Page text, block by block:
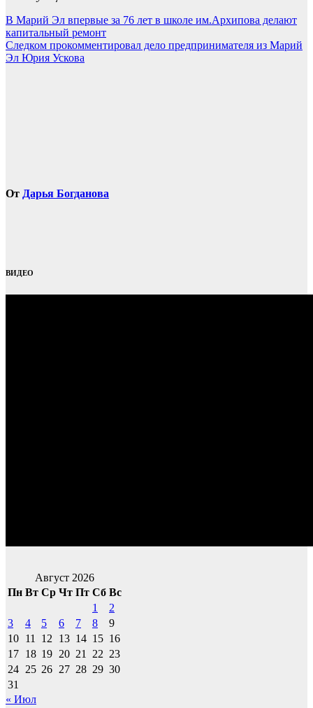
Навигация
по
записям
В Марий Эл впервые за 76 лет в школе им.Архипова делают
капитальный ремонт
Следком прокомментировал дело предпринимателя из Марий
Эл Юрия Ускова
От Дарья Богданова
ВИДЕО
Август 2026
Пн Вт Ср Чт Пт Сб Вс
1
2
3
4 5 6 7 8
9
10 11 12 13 14 15 16
17 18 19 20 21 22 23
24 25 26 27 28 29 30
31
« Июл